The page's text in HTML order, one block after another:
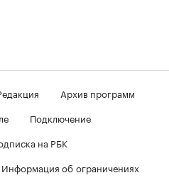
Архив программ
Подключение
на РБК
Информация об ограничениях